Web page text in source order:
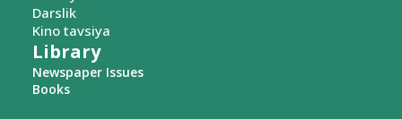
Darslik
Kino tavsiya
Library
Newspaper Issues
Books